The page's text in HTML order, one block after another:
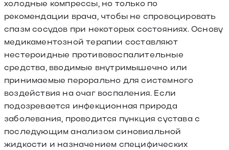
холодные компрессы, но только по
рекомендации врача, чтобы не спровоцировать
спазм сосудов при некоторых состояниях. Основу
медикаментозной терапии составляют
нестероидные противовоспалительные
средства, вводимые внутримышечно или
принимаемые перорально для системного
воздействия на очаг воспаления. Если
подозревается инфекционная природа
заболевания, проводится пункция сустава с
последующим анализом синовиальной
жидкости и назначением специфических